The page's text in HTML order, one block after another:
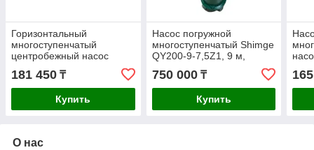
Горизонтальный
многоступенчатый
центробежный насос
SHIMGE BWJ4-3, 23.5м,
4м3/час
181 450 ₸
Купить
Насос погружной
многоступенчатый Shimge
QY200-9-7,5Z1, 9 м,
750 000₸
Купить
О нас